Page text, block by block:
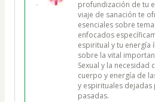
profundización de tu
viaje de sanación te
esenciales sobre
enfocados
espiritual y tu energía
sobre la vital
Sexual y la necesidad
cuerpo y energía de
y espirituales
pasadas.